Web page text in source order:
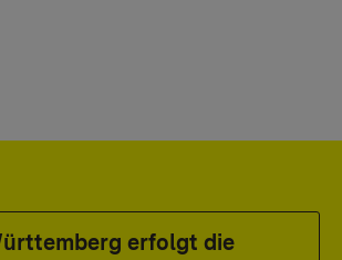
erfolgt die